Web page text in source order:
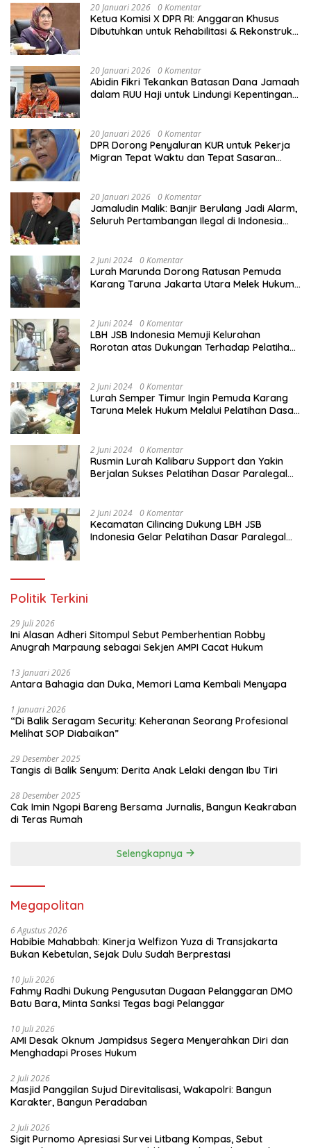
20 Januari 2026 0 Komentar
Ketua Komisi X DPR RI: Anggaran Khusus
Dibutuhkan untuk Rehabilitasi & Rekonstruksi
20 Januari 2026 0 Komentar
Abidin Fikri Tekankan Batasan Dana Jamaah
dalam RUU Haji untuk Lindungi Kepentingan
20 Januari 2026 0 Komentar
DPR Dorong Penyaluran KUR untuk Pekerja
Migran Tepat Waktu dan Tepat Sasaran
20 Januari 2026 0 Komentar
Jamaludin Malik: Banjir Berulang Jadi Alarm,
Seluruh Pertambangan Ilegal di Indonesia
2 Juni 2024 0 Komentar
Lurah Marunda Dorong Ratusan Pemuda
Karang Taruna Jakarta Utara Melek Hukum
2 Juni 2024 0 Komentar
LBH JSB Indonesia Memuji Kelurahan
Rorotan atas Dukungan Terhadap Pelatihan
2 Juni 2024 0 Komentar
Lurah Semper Timur Ingin Pemuda Karang
Taruna Melek Hukum Melalui Pelatihan Dasar
2 Juni 2024 0 Komentar
Rusmin Lurah Kalibaru Support dan Yakin
Berjalan Sukses Pelatihan Dasar Paralegal
2 Juni 2024 0 Komentar
Kecamatan Cilincing Dukung LBH JSB
Indonesia Gelar Pelatihan Dasar Paralegal
Politik Terkini
29 Juli 2026
Ini Alasan Adheri Sitompul Sebut Pemberhentian Robby
Anugrah Marpaung sebagai Sekjen AMPI Cacat Hukum
13 Januari 2026
Antara Bahagia dan Duka, Memori Lama Kembali Menyapa
1 Januari 2026
“Di Balik Seragam Security: Keheranan Seorang Profesional
Melihat SOP Diabaikan”
29 Desember 2025
Tangis di Balik Senyum: Derita Anak Lelaki dengan Ibu Tiri
28 Desember 2025
Cak Imin Ngopi Bareng Bersama Jurnalis, Bangun Keakraban
di Teras Rumah
Selengkapnya
Megapolitan
6 Agustus 2026
Habibie Mahabbah: Kinerja Welfizon Yuza di Transjakarta
Bukan Kebetulan, Sejak Dulu Sudah Berprestasi
10 Juli 2026
Fahmy Radhi Dukung Pengusutan Dugaan Pelanggaran DMO
Batu Bara, Minta Sanksi Tegas bagi Pelanggar
10 Juli 2026
AMI Desak Oknum Jampidsus Segera Menyerahkan Diri dan
Menghadapi Proses Hukum
2 Juli 2026
Masjid Panggilan Sujud Direvitalisasi, Wakapolri: Bangun
Karakter, Bangun Peradaban
2 Juli 2026
Sigit Purnomo Apresiasi Survei Litbang Kompas, Sebut